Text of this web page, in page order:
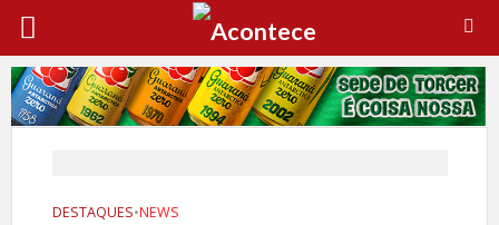
DESTAQUES•NEWS